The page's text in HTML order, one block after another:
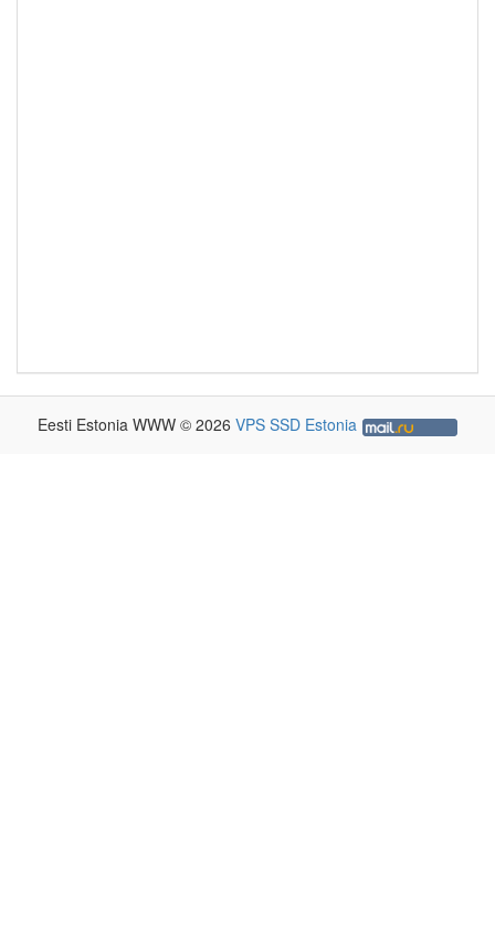
Eesti Estonia WWW © 2026 VPS SSD Estonia